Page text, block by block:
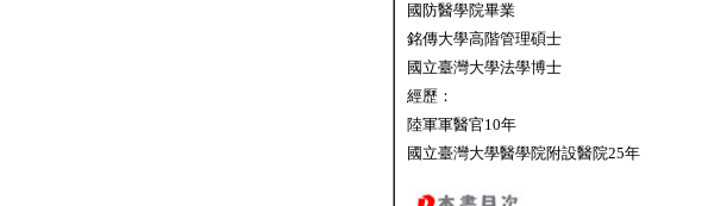
國防醫學院畢業
銘傳大學高階管理碩士
國立臺灣大學法學博士
經歷：
陸軍軍醫官10年
國立臺灣大學醫學院附設醫院25年